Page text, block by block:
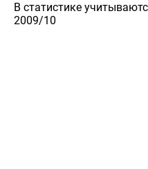
В статистике
2009/10